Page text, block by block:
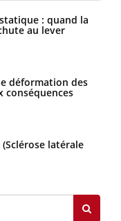
: quand la
au lever
déformation des
conséquences
latérale